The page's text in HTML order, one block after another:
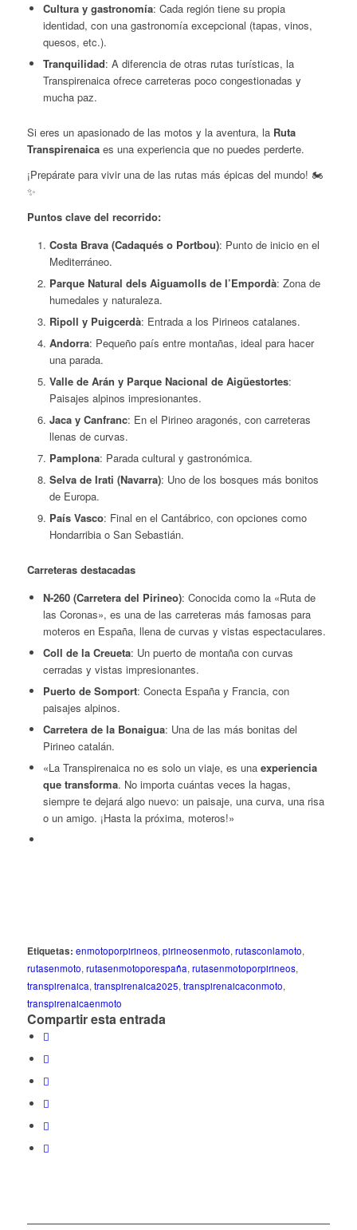
Cultura y gastronomía: Cada región tiene su propia
identidad, con una gastronomía excepcional (tapas, vinos,
quesos, etc.).
Tranquilidad: A diferencia de otras rutas turísticas, la
Transpirenaica ofrece carreteras poco congestionadas y
mucha paz.
Si eres un apasionado de las motos y la aventura, la Ruta
Transpirenaicaes una experiencia que no puedes perderte.
¡Prepárate para vivir una de las rutas más épicas del mundo! 🏍️
✨
Puntos clave del recorrido:
Costa Brava (Cadaqués o Portbou): Punto de inicio en el
Mediterráneo.
Parque Natural dels Aiguamolls de l’Empordà: Zona de
humedales y naturaleza.
Ripoll y Puigcerdà: Entrada a los Pirineos catalanes.
Andorra: Pequeño país entre montañas, ideal para hacer
una parada.
Valle de Arán y Parque Nacional de Aigüestortes:
Paisajes alpinos impresionantes.
Jaca y Canfranc: En el Pirineo aragonés, con carreteras
llenas de curvas.
Pamplona: Parada cultural y gastronómica.
Selva de Irati (Navarra): Uno de los bosques más bonitos
de Europa.
País Vasco: Final en el Cantábrico, con opciones como
Hondarribia o San Sebastián.
Carreteras destacadas
N-260 (Carretera del Pirineo): Conocida como la «Ruta de
las Coronas», es una de las carreteras más famosas para
moteros en España, llena de curvas y vistas espectaculares.
Coll de la Creueta: Un puerto de montaña con curvas
cerradas y vistas impresionantes.
Puerto de Somport: Conecta España y Francia, con
paisajes alpinos.
Carretera de la Bonaigua: Una de las más bonitas del
Pirineo catalán.
«La Transpirenaica no es solo un viaje, es una experiencia
que transforma. No importa cuántas veces la hagas,
siempre te dejará algo nuevo: un paisaje, una curva, una risa
o un amigo. ¡Hasta la próxima, moteros!»
Etiquetas: enmotoporpirineos,pirineosenmoto,rutasconlamoto,
rutasenmoto,rutasenmotoporespaña,rutasenmotoporpirineos,
transpirenaica,transpirenaica2025,transpirenaicaconmoto,
transpirenaicaenmoto
Compartir esta entrada